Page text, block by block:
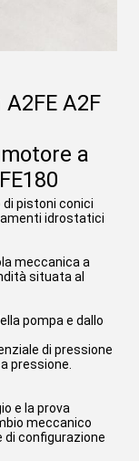
A2F
a
pistoni conici
idrostatici
meccanica a
situata al
pompa e dallo
di pressione
pressione.
e la prova
meccanico
di configurazione